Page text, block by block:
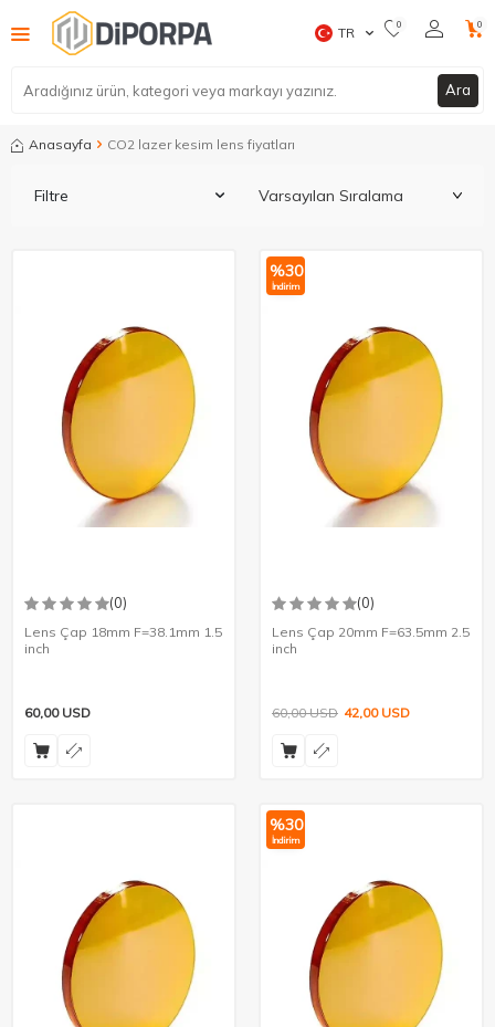
Ara
TR 0 0
Anasayfa CO2 lazer kesim lens fiyatları
Filtre
(0)
Lens Çap 18mm F=38.1mm 1.5
inch
60,00USD
%30
İndirim
(0)
Lens Çap 20mm F=63.5mm 2.5
inch
60,00USD 42,00USD
%30
İndirim